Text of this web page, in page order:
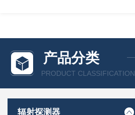
产品分类
PRODUCT CLASSIFICATION
辐射探测器